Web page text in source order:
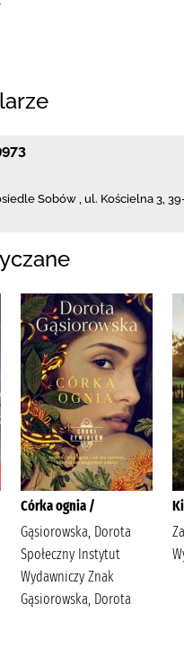
Sobów, ul. Kościelna 3,
Córka ognia /
Gąsiorowska, Dorota
Społeczny Instytut
Wydawniczy Znak
Gąsiorowska, Dorota